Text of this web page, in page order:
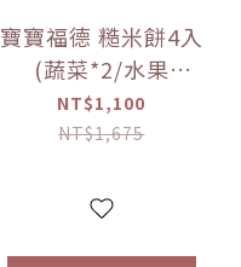
寶寶福德 糙米餅4入
(蔬菜*2/水果
*2)+Hibebe寶寶粥
( 蓮藕雞肉粥 )*1盒
NT$1,100
NT$1,675